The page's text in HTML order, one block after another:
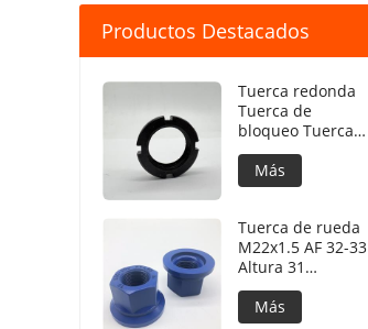
Productos Destacados
Tuerca redonda
Tuerca de
bloqueo Tuerca
de bloqueo
redonda DIN981
Más
Tuerca de rueda
M22x1.5 AF 32-33
Altura 31
Revestimiento de
PTFE 240h NSS
Más